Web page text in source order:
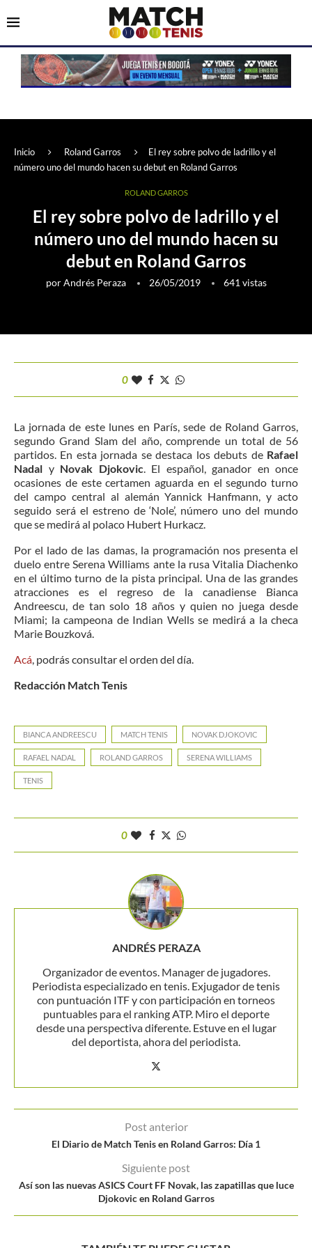
Inicio Roland Garros
El rey sobre polvo de ladrillo y el
número uno del mundo hacen su debut en Roland Garros
ROLAND GARROS
El rey sobre polvo de ladrillo y el
número uno del mundo hacen su
debut en Roland Garros
porAndrés Peraza 26/05/2019 641 vistas
0
La jornada de este lunes en París, sede de Roland Garros,
segundo Grand Slam del año, comprende un total de 56
partidos. En esta jornada se destaca los debuts de Rafael
Nadal y Novak Djokovic. El español, ganador en once
ocasiones de este certamen aguarda en el segundo turno
del campo central al alemán Yannick Hanfmann, y acto
seguido será el estreno de ‘Nole’, número uno del mundo
que se medirá al polaco Hubert Hurkacz.
Por el lado de las damas, la programación nos presenta el
duelo entre Serena Williams ante la rusa Vitalia Diachenko
en el último turno de la pista principal. Una de las grandes
atracciones es el regreso de la canadiense Bianca
Andreescu, de tan solo 18 años y quien no juega desde
Miami; la campeona de Indian Wells se medirá a la checa
Marie Bouzková.
Acá, podrás consultar el orden del día.
Redacción Match Tenis
BIANCA ANDREESCU MATCH TENIS NOVAK DJOKOVIC
RAFAEL NADAL ROLAND GARROS SERENA WILLIAMS
TENIS
0
ANDRÉS PERAZA
Organizador de eventos. Manager de jugadores.
Periodista especializado en tenis. Exjugador de tenis
con puntuación ITF y con participación en torneos
puntuables para el ranking ATP. Miro el deporte
desde una perspectiva diferente. Estuve en el lugar
del deportista, ahora del periodista.
Post anterior
El Diario de Match Tenis en Roland Garros: Día 1
Siguiente post
Así son las nuevas ASICS Court FF Novak, las zapatillas que luce
Djokovic en Roland Garros